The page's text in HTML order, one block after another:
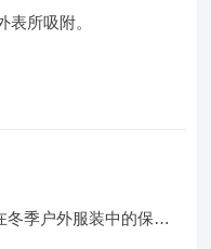
所吸附。
季户外服装中的保暖